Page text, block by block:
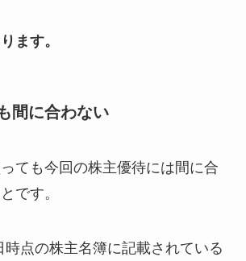
ます。
間に合わない
ても今回の株主優待には間に合
です。
時点の株主名簿に記載されている